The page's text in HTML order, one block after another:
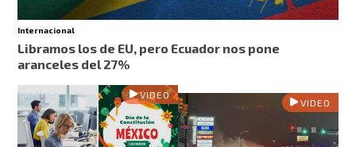
Internacional
Libramos los de EU, pero Ecuador nos pone
aranceles del 27%
VIDEO
VIDEO